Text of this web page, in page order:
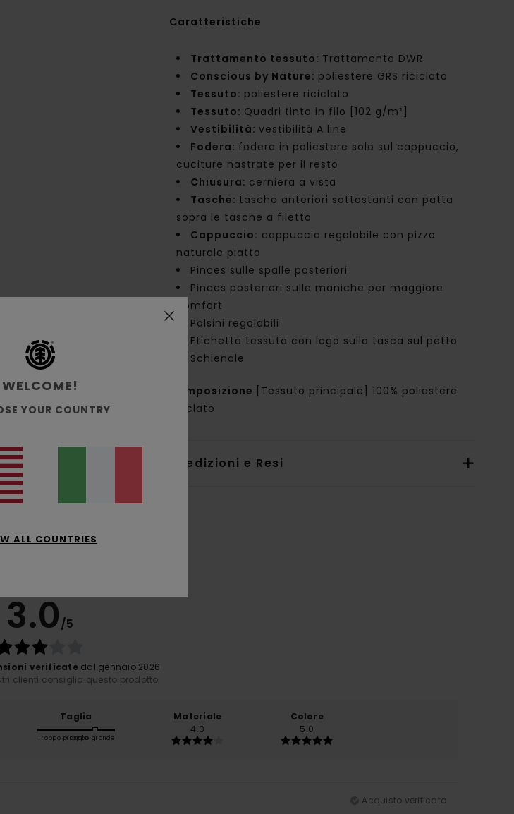
Caratteristiche
Trattamento tessuto: Trattamento DWR
Conscious by Nature: poliestere GRS riciclato
Tessuto: poliestere riciclato
Tessuto: Quadri tinto in filo [102 g/m²]
Vestibilità:vestibilità A line
Fodera: fodera in poliestere solo sul cappuccio,
cuciture nastrate per il resto
Chiusura: cerniera a vista
Tasche: tasche anteriori sottostanti con patta
sopra le tasche a filetto
Cappuccio: cappuccio regolabile con pizzo
naturale piatto
Pinces sulle spalle posteriori
Pinces posteriori sulle maniche per maggiore
comfort
Polsini regolabili
Etichetta tessuta con logo sulla tasca sul petto
Schienale
Composizione
[Tessuto principale] 100% poliestere
riciclato
Spedizioni e Resi
3.0/5
verificatedal gennaio 2026
clienti consiglia questo prodotto
Taglia
Troppo piccoloTroppo grande
Materiale
4.0
Colore
5.0
Acquisto verificato
WELCOME!
YOUR COUNTRY
ALL COUNTRIES